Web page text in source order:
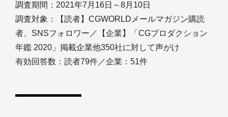
調査期間：2021年7月16日～8月10日
調査対象：【読者】CGWORLDメールマガジン購読
者、SNSフォロワー／【企業】「CGプロダクション
年鑑 2020」掲載企業他350社に対して声がけ
有効回答数：読者79件／企業：51件